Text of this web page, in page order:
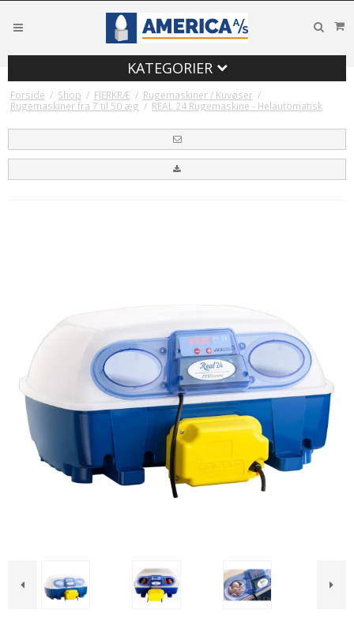
KATEGORIER
Forside / Shop / FJERKRÆ / Rugemaskiner / Kuvøser /
Rugemaskiner fra 7 til 50 æg / REAL 24 Rugemaskine - Helautomatisk